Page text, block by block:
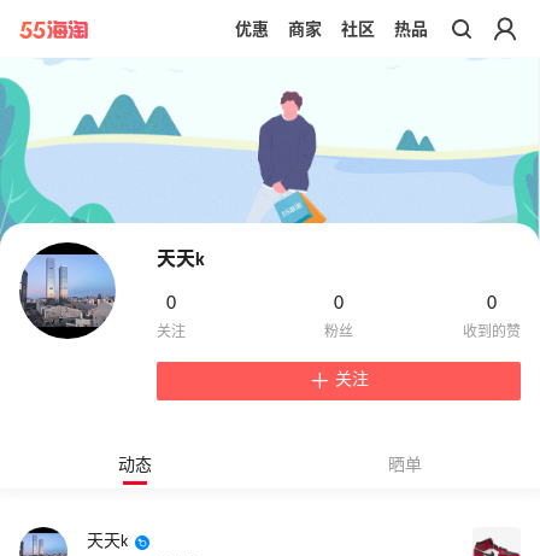
带你去官网买正品
优惠 商家 社区 热品
天天k
0 0 0
关注
动态 晒单
天天k